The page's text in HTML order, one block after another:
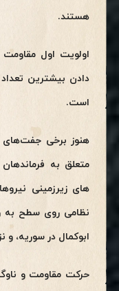
هستند.
اولویت اول
دادن بیشترین
است.
هنوز برخی جفت‌های
متعلق به
های زیرزمینی
نظامی روی سطح به
ابوکمال در سوریه،
حرکت مقاومت و